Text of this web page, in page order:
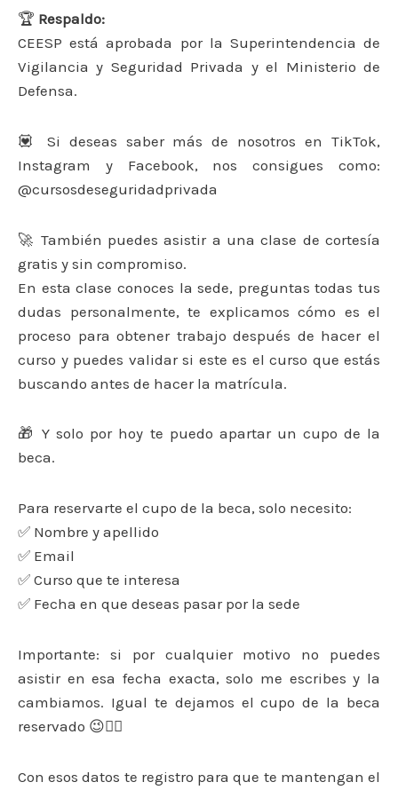
🏆 Respaldo:
CEESP está aprobada por la Superintendencia de
Vigilancia y Seguridad Privada y el Ministerio de
Defensa.
💟 Si deseas saber más de nosotros en TikTok,
Instagram y Facebook, nos consigues como:
@cursosdeseguridadprivada
🚀 También puedes asistir a una clase de cortesía
gratis y sin compromiso.
En esta clase conoces la sede, preguntas todas tus
dudas personalmente, te explicamos cómo es el
proceso para obtener trabajo después de hacer el
curso y puedes validar si este es el curso que estás
buscando antes de hacer la matrícula.
🎁 Y solo por hoy te puedo apartar un cupo de la
beca.
Para reservarte el cupo de la beca, solo necesito:
✅ Nombre y apellido
✅ Email
✅ Curso que te interesa
✅ Fecha en que deseas pasar por la sede
Importante: si por cualquier motivo no puedes
asistir en esa fecha exacta, solo me escribes y la
cambiamos. Igual te dejamos el cupo de la beca
reservado 😉👍🏻
Con esos datos te registro para que te mantengan el